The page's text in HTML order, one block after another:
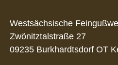
Westsächsische
Zwönitztalstraße 27
09235 Burkhardtsdorf OT